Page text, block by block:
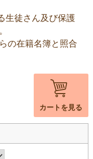
生徒さん及び保護
の在籍名簿と照合
カートを見る